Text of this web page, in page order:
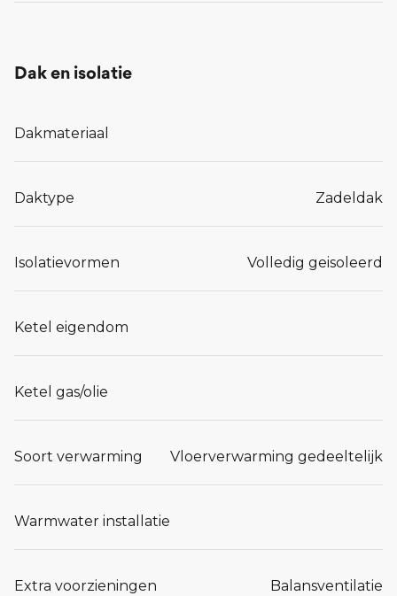
Dak en isolatie
Dakmateriaal
Daktype Zadeldak
Isolatievormen Volledig geisoleerd
Ketel eigendom
Ketel gas/olie
Soort verwarming Vloerverwarming gedeeltelijk
Warmwater installatie
Extra voorzieningen Balansventilatie